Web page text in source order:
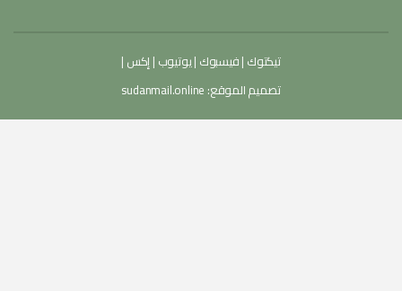
تيكتوك |فيسبوك |يوتيوب |إكس |
تصميم الموقع: sudanmail.online